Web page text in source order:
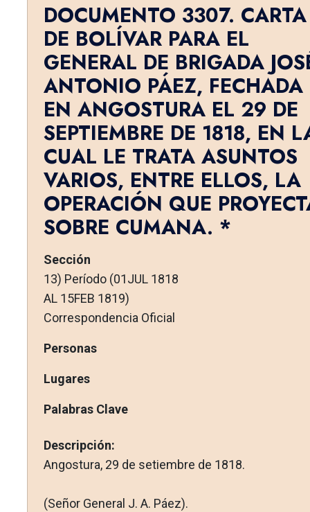
DOCUMENTO 3307. CARTA
DE BOLÍVAR PARA EL
GENERAL DE BRIGADA
ANTONIO PÁEZ, FECHADA
EN ANGOSTURA EL 29 DE
SEPTIEMBRE DE 1818, EN
CUAL LE TRATA ASUNTOS
VARIOS, ENTRE ELLOS, LA
OPE­RACIÓN QUE
SOBRE CUMANA. *
Sección
13) Período (01JUL 1818
AL 15FEB 1819)
Correspondencia Oficial
Personas
Lugares
Palabras Clave
Descripción:
Angostura, 29 de setiembre de 1818.
(Señor General J. A. Páez).